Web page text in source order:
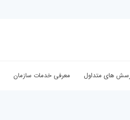
های متداول معرفی خدمات سازمان